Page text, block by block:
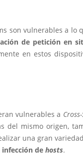
son vulnerables a lo
de petición en
en estos
vulnerables a
del mismo origen,
una gran
de hosts.